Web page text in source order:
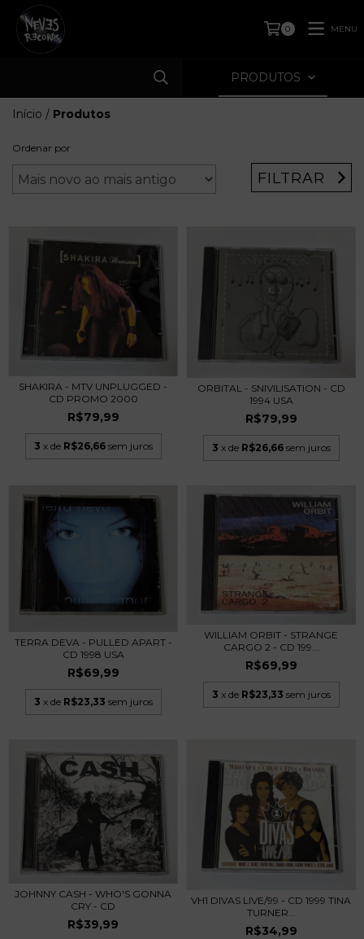
0 MENU
PRODUTOS
Início / Produtos
Ordenar por
FILTRAR
SHAKIRA - MTV UNPLUGGED -
CD PROMO 2000
R$79,99
3 x de R$26,66 sem juros
ORBITAL - SNIVILISATION - CD
1994 USA
R$79,99
3 x de R$26,66 sem juros
TERRA DEVA - PULLED APART -
CD 1998 USA
R$69,99
3 x de R$23,33 sem juros
WILLIAM ORBIT - STRANGE
CARGO 2 - CD 199...
R$69,99
3 x de R$23,33 sem juros
JOHNNY CASH - WHO'S GONNA
CRY - CD
R$39,99
VH1 DIVAS LIVE/99 - CD 1999 TINA
TURNER...
R$34,99